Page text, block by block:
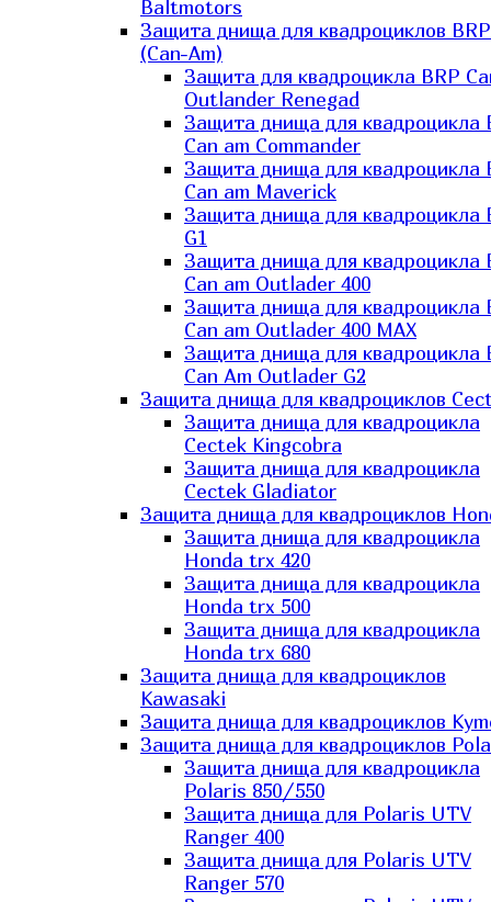
Baltmotors
Защита днища для квадроциклов BRP
(Can-Am)
Защита для квадроцикла BRP
Outlander Renegad
Защита днища для квадроцикла
Can am Commander
Защита днища для квадроцикла
Can am Maverick
Защита днища для квадроцикла
G1
Защита днища для квадроцикла
Can am Outlader 400
Защита днища для квадроцикла
Can am Outlader 400 MAX
Защита днища для квадроцикла
Can Аm Outlader G2
Защита днища для квадроциклов
Защита днища для квадроцикла
Cectek Kingcobra
Защита днища для квадроцикла
Cectek Gladiator
Защита днища для квадроциклов
Защита днища для квадроцикла
Honda trx 420
Защита днища для квадроцикла
Honda trx 500
Защита днища для квадроцикла
Honda trx 680
Защита днища для квадроциклов
Kawasaki
Защита днища для квадроциклов
Защита днища для квадроциклов
Защита днища для квадроцикла
Polaris 850/550
Защита днища для Polaris UTV
Ranger 400
Защита днища для Polaris UTV
Ranger 570